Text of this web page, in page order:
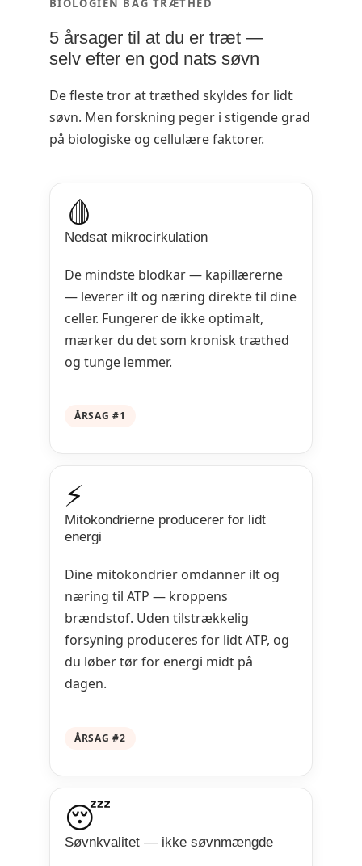
BIOLOGIEN BAG TRÆTHED
5 årsager til at du er træt —
selv efter en god nats søvn
De fleste tror at træthed skyldes for lidt
søvn. Men forskning peger i stigende grad
på biologiske og cellulære faktorer.
🩸
Nedsat mikrocirkulation
De mindste blodkar — kapillærerne
— leverer ilt og næring direkte til dine
celler. Fungerer de ikke optimalt,
mærker du det som kronisk træthed
og tunge lemmer.
ÅRSAG #1
⚡
Mitokondrierne producerer for lidt
energi
Dine mitokondrier omdanner ilt og
næring til ATP — kroppens
brændstof. Uden tilstrækkelig
forsyning produceres for lidt ATP, og
du løber tør for energi midt på
dagen.
ÅRSAG #2
😴
Søvnkvalitet — ikke søvnmængde